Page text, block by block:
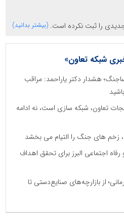
جدیدی را ثبت نکرده است. (بیشتر بدانید)
شبکه تعاون»
هشدار دکتر یاراحمد: مراقب
تعاون، شبکه سازی است، نه ادامه
زخم های جنگ را التیام می بخشد
اجتماعی البرز برای تحقق اهداف
از بازارچه‌های صنایع‌دستی تا